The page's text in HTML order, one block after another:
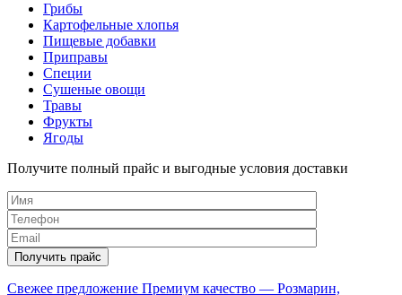
Грибы
Картофельные хлопья
Пищевые добавки
Приправы
Специи
Сушеные овощи
Травы
Фрукты
Ягоды
Получите полный прайс и выгодные условия доставки
Свежее предложение Премиум качество — Розмарин,